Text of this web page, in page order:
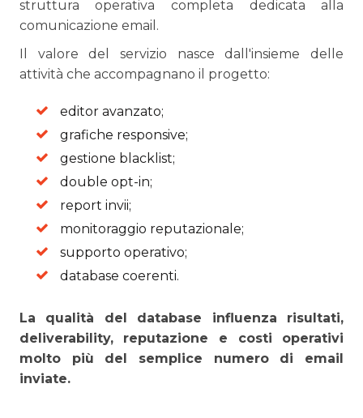
struttura operativa completa dedicata alla
comunicazione email.
Il valore del servizio nasce dall'insieme delle
attività che accompagnano il progetto:
editor avanzato;
grafiche responsive;
gestione blacklist;
double opt-in;
report invii;
monitoraggio reputazionale;
supporto operativo;
database coerenti.
La qualità del database influenza risultati,
deliverability, reputazione e costi operativi
molto più del semplice numero di email
inviate.